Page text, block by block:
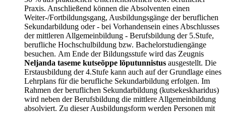
Praxis. Anschließend können die Absolventen einen
Weiter-/Fortbildungsgang, Ausbildungsgänge der beruflichen
Sekundarbildung oder - bei Vorhandensein eines Abschlusses
der mittleren Allgemeinbildung - Berufsbildung der 5.Stufe,
berufliche Hochschulbildung bzw. Bachelorstudiengänge
besuchen. Am Ende der Bildungsstufe wird das Zeugnis
Neljanda taseme kutseõppe lõputunnistus ausgestellt. Die
Erstausbildung der 4.Stufe kann auch auf der Grundlage eines
Lehrplans für die berufliche Sekundarbildung erfolgen. Im
Rahmen der beruflichen Sekundarbildung (kutsekeskharidus)
wird neben der Berufsbildung die mittlere Allgemeinbildung
absolviert. Zu dieser Ausbildungsform werden Personen mit